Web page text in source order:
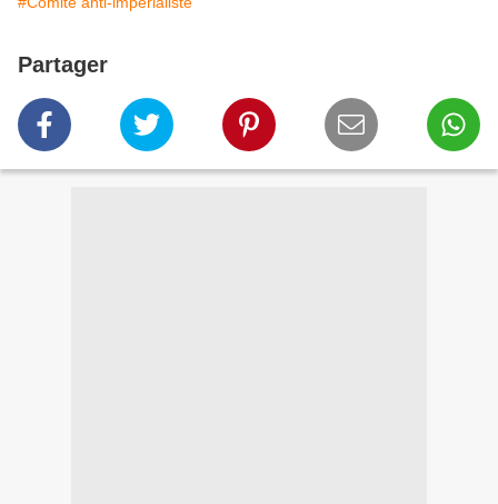
Partager